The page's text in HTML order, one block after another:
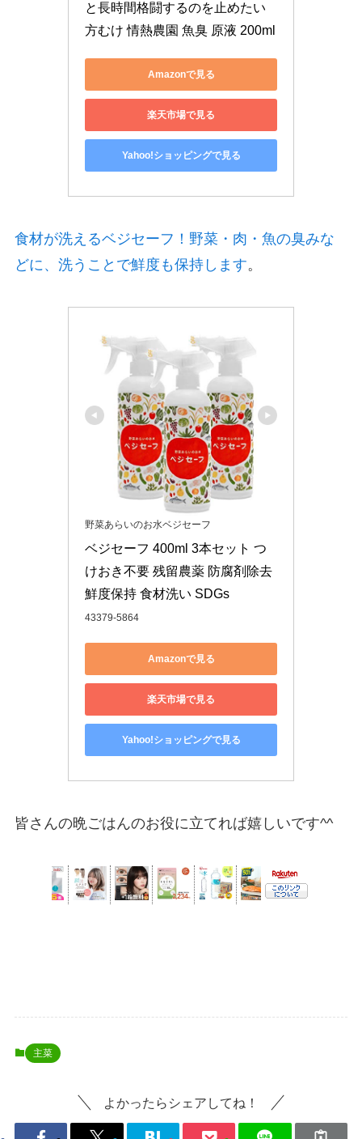
と長時間格闘するのを止めたい
方むけ 情熱農園 魚臭 原液 200ml
Amazonで見る
楽天市場で見る
Yahoo!ショッピングで見る
食材が洗えるベジセーフ！野菜・肉・魚の臭みな
どに、洗うことで鮮度も保持します。
野菜あらいのお水ベジセーフ
ベジセーフ 400ml 3本セット つ
けおき不要 残留農薬 防腐剤除去
鮮度保持 食材洗い SDGs
43379-5864
Amazonで見る
楽天市場で見る
Yahoo!ショッピングで見る
皆さんの晩ごはんのお役に立てれば嬉しいです^^
主菜
よかったらシェアしてね！